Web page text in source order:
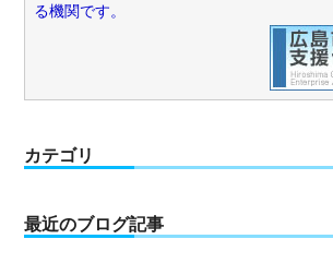
る機関です。
カテゴリ
最近のブログ記事